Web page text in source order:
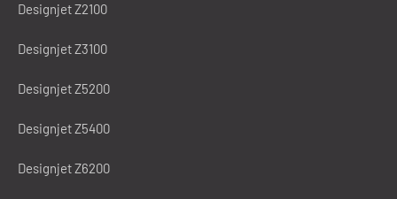
Designjet Z2100
Designjet Z3100
Designjet Z5200
Designjet Z5400
Designjet Z6200